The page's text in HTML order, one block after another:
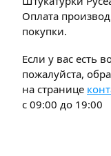
Оплата
покупки.
Если у вас есть
пожалуйста,
на странице
с 09:00 до 19:00